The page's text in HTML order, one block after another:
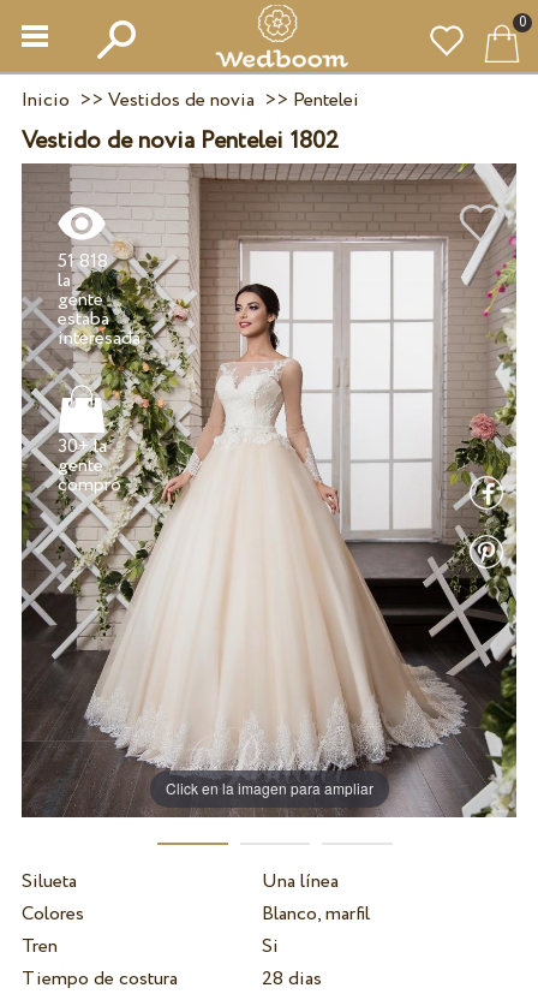
0
Inicio >> Vestidos de novia >> Pentelei
Vestido de novia Pentelei 1802
Click en la imagen para ampliar
51 818
la
gente
estaba
interesada
30+ la
gente
compró
Silueta
Una línea
Colores
Blanco, marfil
Tren
Si
Tiempo de costura
28 dias